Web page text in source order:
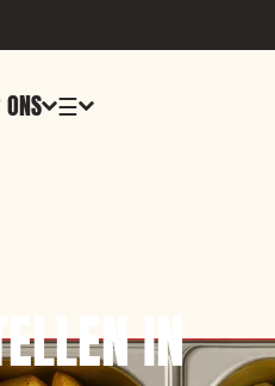
☰
IN